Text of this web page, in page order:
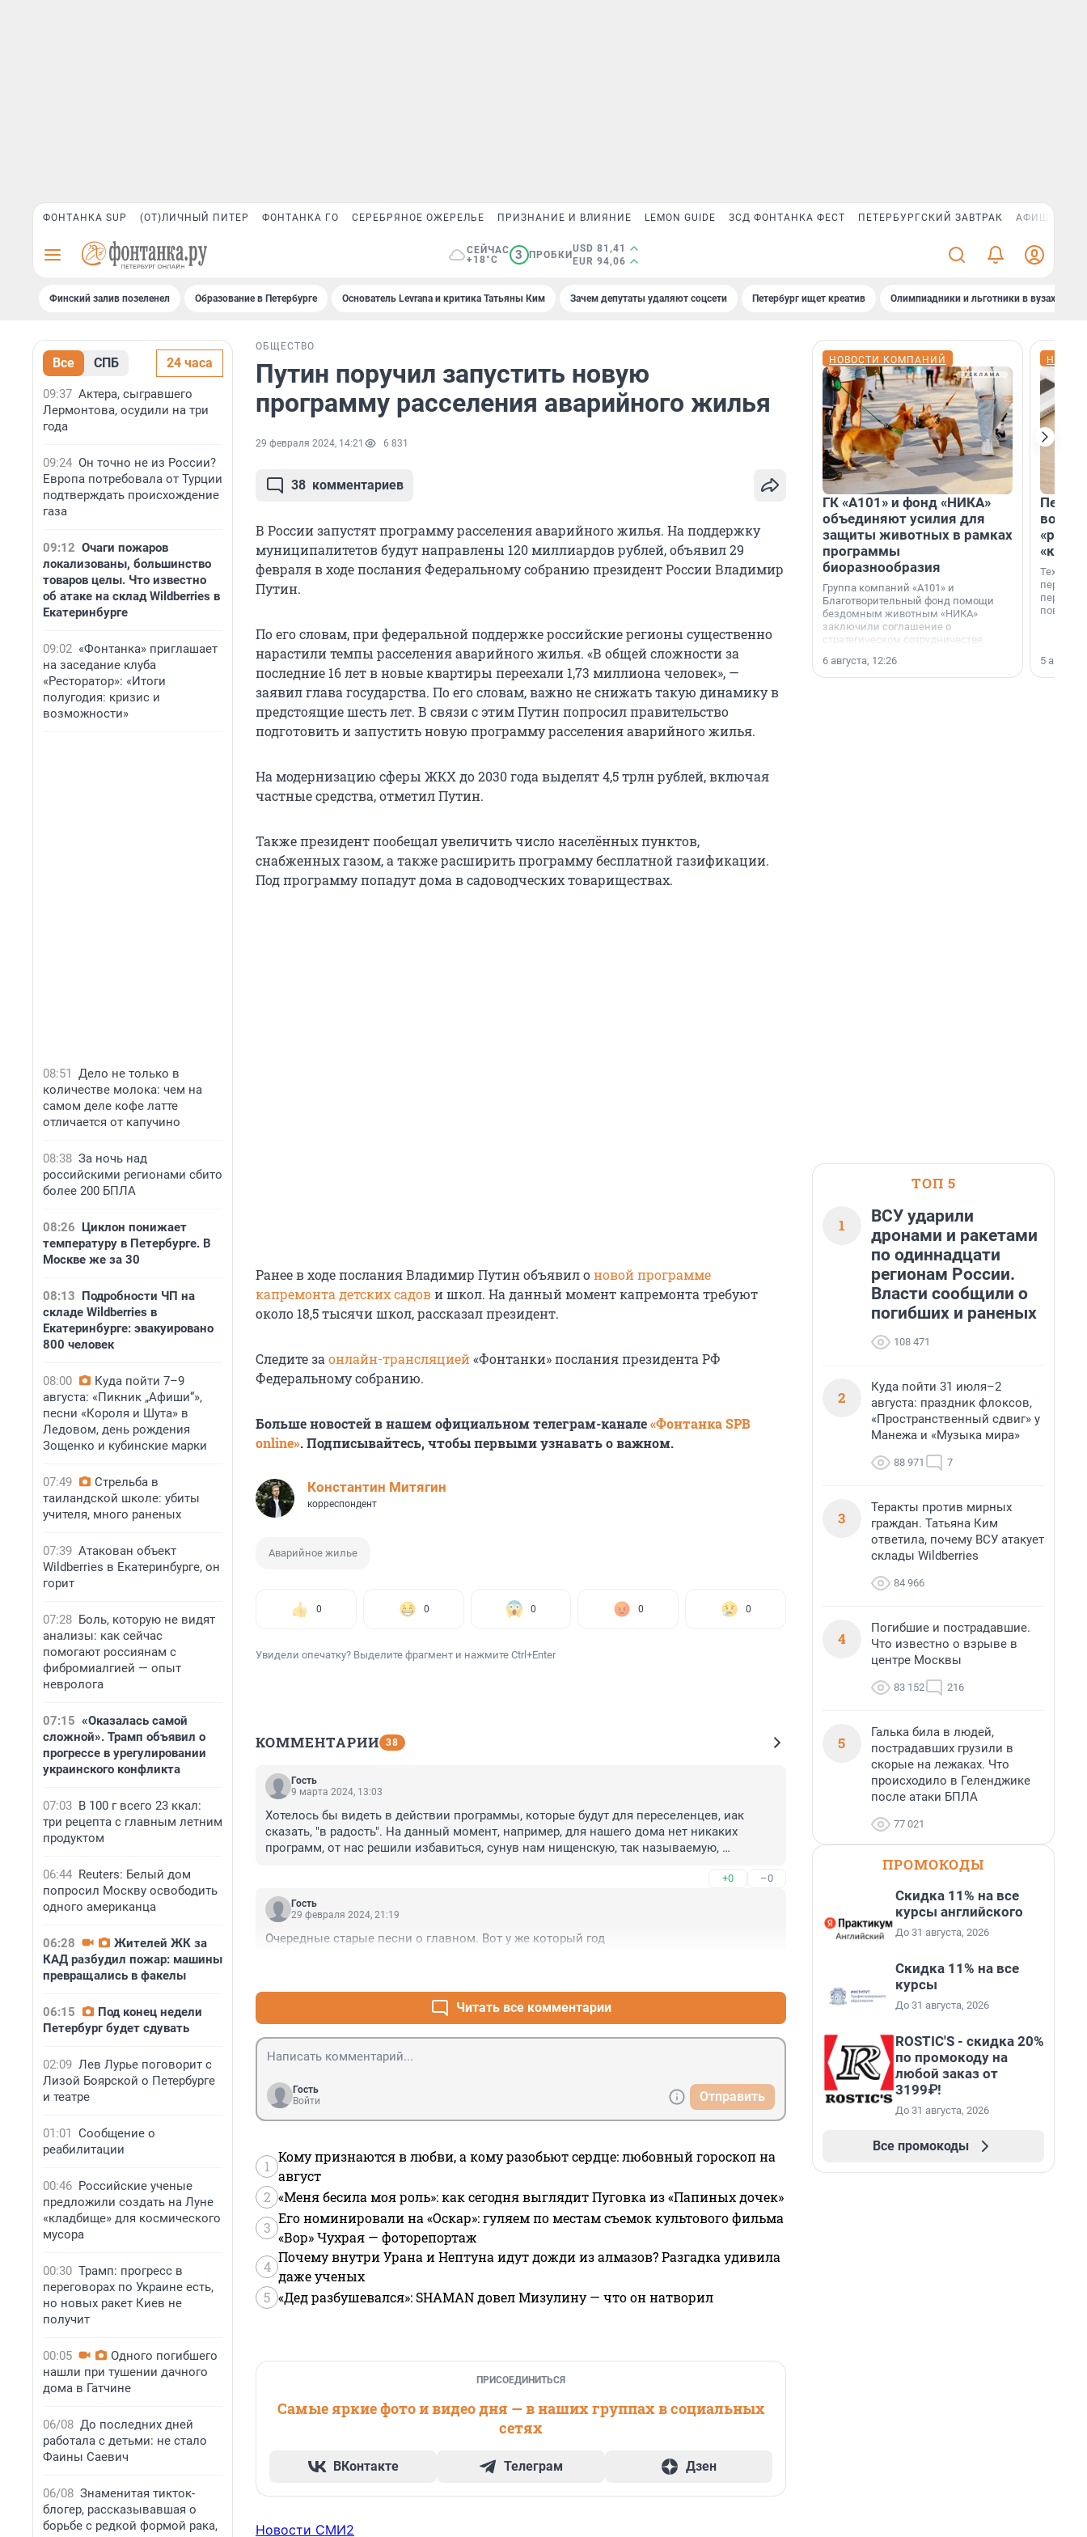
ФОНТАНКА SUP (ОТ)ЛИЧНЫЙ ПИТЕР ФОНТАНКА ГО СЕРЕБРЯНОЕ ОЖЕРЕЛЬЕ ПРИЗНАНИЕ И ВЛИЯНИЕ LEMON GUIDE ЗСД ФОНТАНКА ФЕСТ ПЕТЕРБУРГСКИЙ ЗАВТРАК АФИША PLUS
СЕЙЧАС
+18°C
3 ПРОБКИ
USD 81,41
EUR 94,06
Финский залив позеленел Образование в Петербурге Основатель Levrana и критика Татьяны Ким Зачем депутаты удаляют соцсети Петербург ищет креатив Олимпиадники и льготники в вузах СПб
Все СПБ 24 часа
09:37 Актера, сыгравшего
Лермонтова, осудили на три
года
09:24 Он точно не из России?
Европа потребовала от Турции
подтверждать происхождение
газа
09:12 Очаги пожаров
локализованы, большинство
товаров целы. Что известно
об атаке на склад Wildberries в
Екатеринбурге
09:02 «Фонтанка» приглашает
на заседание клуба
«Ресторатор»: «Итоги
полугодия: кризис и
возможности»
08:51 Дело не только в
количестве молока: чем на
самом деле кофе латте
отличается от капучино
08:38 За ночь над
российскими регионами сбито
более 200 БПЛА
08:26 Циклон понижает
температуру в Петербурге. В
Москве же за 30
08:13 Подробности ЧП на
складе Wildberries в
Екатеринбурге: эвакуировано
800 человек
08:00
Куда пойти 7–9
августа: «Пикник „Афиши“»,
песни «Короля и Шута» в
Ледовом, день рождения
Зощенко и кубинские марки
07:49
Стрельба в
таиландской школе: убиты
учителя, много раненых
07:39 Атакован объект
Wildberries в Екатеринбурге, он
горит
07:28 Боль, которую не видят
анализы: как сейчас
помогают россиянам с
фибромиалгией — опыт
невролога
07:15 «Оказалась самой
сложной». Трамп объявил о
прогрессе в урегулировании
украинского конфликта
07:03 В 100 г всего 23 ккал:
три рецепта с главным летним
продуктом
06:44 Reuters: Белый дом
попросил Москву освободить
одного американца
06:28
Жителей ЖК за
КАД разбудил пожар: машины
превращались в факелы
06:15
Под конец недели
Петербург будет сдувать
02:09 Лев Лурье поговорит с
Лизой Боярской о Петербурге
и театре
01:01 Сообщение о
реабилитации
00:46 Российские ученые
предложили создать на Луне
«кладбище» для космического
мусора
00:30 Трамп: прогресс в
переговорах по Украине есть,
но новых ракет Киев не
получит
00:05
Одного погибшего
нашли при тушении дачного
дома в Гатчине
06/08 До последних дней
работала с детьми: не стало
Фаины Саевич
06/08 Знаменитая тикток-
блогер, рассказывавшая о
борьбе с редкой формой рака,
ОБЩЕСТВО
Путин поручил запустить новую
программу расселения аварийного жилья
29 февраля 2024, 14:21 6 831
38 комментариев
В России запустят программу расселения аварийного жилья. На поддержку
муниципалитетов будут направлены 120 миллиардов рублей, объявил 29
февраля в ходе послания Федеральному собранию президент России Владимир
Путин.
По его словам, при федеральной поддержке российские регионы существенно
нарастили темпы расселения аварийного жилья. «В общей сложности за
последние 16 лет в новые квартиры переехали 1,73 миллиона человек», —
заявил глава государства. По его словам, важно не снижать такую динамику в
предстоящие шесть лет. В связи с этим Путин попросил правительство
подготовить и запустить новую программу расселения аварийного жилья.
На модернизацию сферы ЖКХ до 2030 года выделят 4,5 трлн рублей, включая
частные средства, отметил Путин.
Также президент пообещал увеличить число населённых пунктов,
снабженных газом, а также расширить программу бесплатной газификации.
Под программу попадут дома в садоводческих товариществах.
Ранее в ходе послания Владимир Путин объявил оновой программе
капремонта детских садови школ. На данный момент капремонта требуют
около 18,5 тысячи школ, рассказал президент.
Следите за онлайн-трансляцией«Фонтанки» послания президента РФ
Федеральному собранию.
Больше новостей в нашем официальном телеграм-канале«Фонтанка SPB
online». Подписывайтесь, чтобы первыми узнавать о важном.
Константин Митягин
корреспондент
Аварийное жилье
0 0 0 0 0
Увидели опечатку? Выделите фрагмент и нажмите Ctrl+Enter
КОММЕНТАРИИ 38
Гость
9 марта 2024, 13:03
Хотелось бы видеть в действии программы, которые будут для переселенцев, иак
сказать, "в радость". На данный момент, например, для нашего дома нет никаких
программ, от нас решили избавиться, сунув нам нищенскую, так называемую,
пресловутое доступное и комфортное? И это в ХМАО, нефтяном крае нашей Родины.
+0 –0
Гость
29 февраля 2024, 21:19
Очередные старые песни о главном. Вот у же который год
Читать все комментарии
Гость
Войти
Отправить
1
Кому признаются в любви, а кому разобьют сердце: любовный гороскоп на
август
2 «Меня бесила моя роль»: как сегодня выглядит Пуговка из «Папиных дочек»
3
Его номинировали на «Оскар»: гуляем по местам съемок культового фильма
«Вор» Чухрая — фоторепортаж
4
Почему внутри Урана и Нептуна идут дожди из алмазов? Разгадка удивила
даже ученых
5 «Дед разбушевался»: SHAMAN довел Мизулину — что он натворил
ПРИСОЕДИНИТЬСЯ
Самые яркие фото и видео дня — в наших группах в социальных
сетях
ВКонтакте Телеграм Дзен
Новости СМИ2
НОВОСТИ КОМПАНИЙ
ГК «А101» и фонд «НИКА»
объединяют усилия для
защиты животных в рамках
программы
биоразнообразия
Группа компаний «А101» и
Благотворительный фонд помощи
бездомным животным «НИКА»
заключили соглашение о
стратегическом сотрудничестве.
6 августа, 12:26
5
ТОП 5
1
ВСУ ударили
дронами и ракетами
по одиннадцати
регионам России.
Власти сообщили о
погибших и раненых
108 471
2
Куда пойти 31 июля–2
августа: праздник флоксов,
«Пространственный сдвиг» у
Манежа и «Музыка мира»
88 971 7
3
Теракты против мирных
граждан. Татьяна Ким
ответила, почему ВСУ атакует
склады Wildberries
84 966
4
Погибшие и пострадавшие.
Что известно о взрыве в
центре Москвы
83 152 216
5
Галька била в людей,
пострадавших грузили в
скорые на лежаках. Что
происходило в Геленджике
после атаки БПЛА
77 021
ПРОМОКОДЫ
Скидка 11% на все
курсы английского
До 31 августа, 2026
Скидка 11% на все
курсы
До 31 августа, 2026
ROSTIC'S - скидка 20%
по промокоду на
любой заказ от
3199₽!
До 31 августа, 2026
Все промокоды